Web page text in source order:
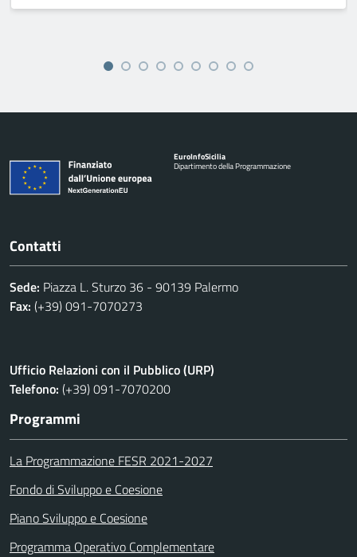
EuroInfoSicilia
Dipartimento della Programmazione
Contatti
Sede: Piazza L. Sturzo 36 - 90139 Palermo
Fax: (+39) 091-7070273
Ufficio Relazioni con il Pubblico (URP)
Telefono: (+39) 091-7070200
Programmi
La Programmazione FESR 2021-2027
Fondo di Sviluppo e Coesione
Piano Sviluppo e Coesione
Programma Operativo Complementare